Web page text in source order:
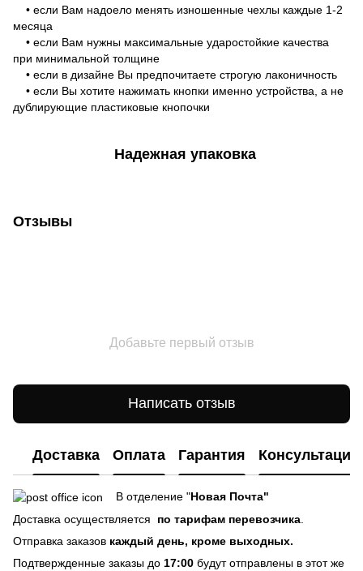
• если Вам надоело менять изношенные чехлы каждые 1-2
месяца
• если Вам нужны максимальные ударостойкие качества
при минимальной толщине
• если в дизайне Вы предпочитаете строгую лаконичность
• если Вы хотите нажимать кнопки именно устройства, а не
дублирующие пластиковые кнопочки
Надежная упаковка
Отзывы
Добавьте первый отзыв
Написать отзыв
Доставка Оплата Гарантия Консультация
В отделение "Новая Почта"
Доставка осуществляется
по тарифам перевозчика
Отправка заказов каждый день, кроме выходных.
Подтвержденные заказы до 17:00 будут отправлены в этот же